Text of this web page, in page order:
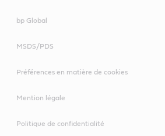
bp Global
MSDS/PDS
Préférences en matière de cookies
Mention légale
Politique de confidentialité